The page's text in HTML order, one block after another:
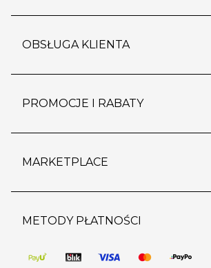
o firmie
polityka prywatności
kontakt
OBSŁUGA KLIENTA
dostawy i płatność
wypis z subskrypcji
regulamin sklepu
pozostałe regulaminy
PROMOCJE I RABATY
outlet
regulaminy promocji
MARKETPLACE
strefa marek
pomoc dla sprzedawców
METODY PŁATNOŚCI